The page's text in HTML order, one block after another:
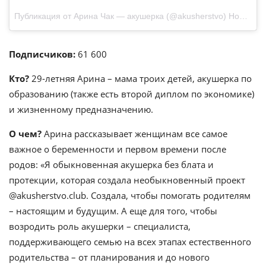
Публикация от Арина Чак — акушерка (@akusherstvo) Ноя 17 2015 в 10:53 PST
Подписчиков: 61 600
Кто? 29-летняя Арина – мама троих детей, акушерка по
образованию (также есть второй диплом по экономике)
и жизненному предназначению.
О чем? Арина рассказывает женщинам все самое
важное о беременности и первом времени после
родов: «Я обыкновенная акушерка без блата и
протекции, которая создала необыкновенный проект
@akusherstvo.club. Создала, чтобы помогать родителям
– настоящим и будущим. А еще для того, чтобы
возродить роль акушерки – специалиста,
поддерживающего семью на всех этапах естественного
родительства – от планирования и до нового